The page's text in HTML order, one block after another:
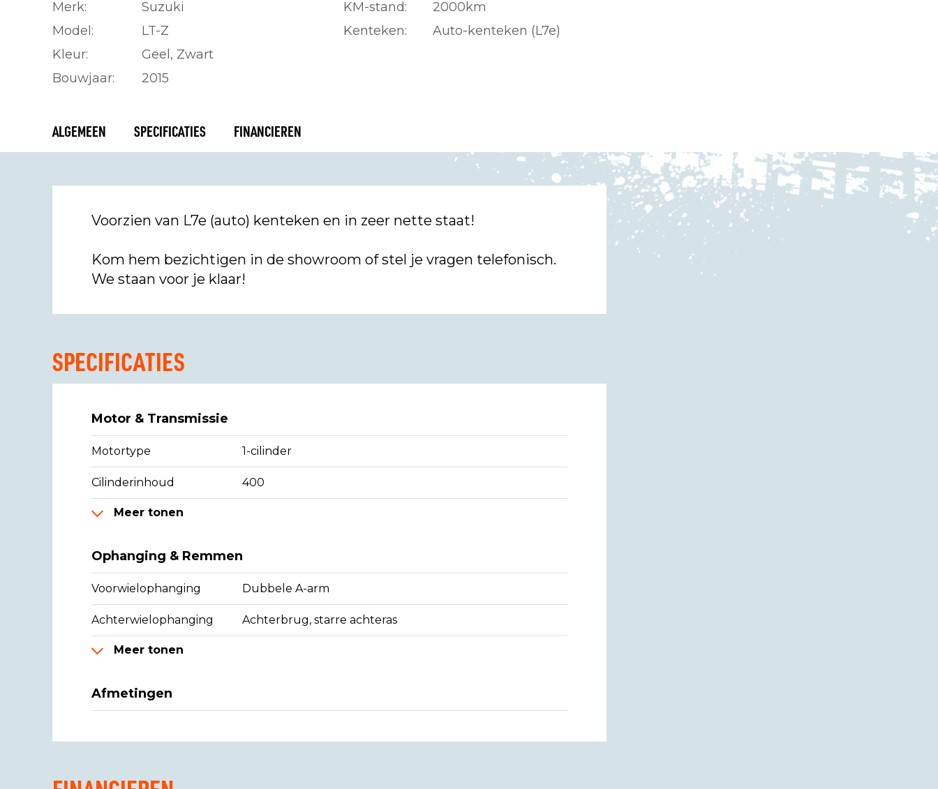
Merk:
Suzuki
Model:
LT-Z
Kleur:
Geel, Zwart
Bouwjaar:
2015
KM-stand:
2000km
Kenteken:
Auto-kenteken (L7e)
ALGEMEEN SPECIFICATIES FINANCIEREN
Voorzien van L7e (auto) kenteken en in zeer nette staat!
Kom hem bezichtigen in de showroom of stel je vragen telefonisch.
We staan voor je klaar!
SPECIFICATIES
Motor & Transmissie
Motortype 1-cilinder
Cilinderinhoud 400
Meer tonen
Ophanging & Remmen
Voorwielophanging Dubbele A-arm
Achterwielophanging Achterbrug, starre achteras
Meer tonen
Afmetingen